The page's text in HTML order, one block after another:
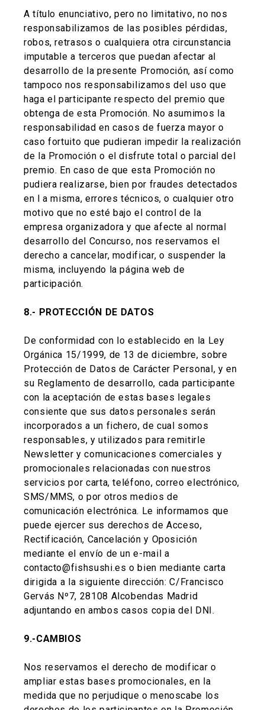
A título enunciativo, pero no limitativo, no nos
responsabilizamos de las posibles pérdidas,
robos, retrasos o cualquiera otra circunstancia
imputable a terceros que puedan afectar al
desarrollo de la presente Promoción, así como
tampoco nos responsabilizamos del uso que
haga el participante respecto del premio que
obtenga de esta Promoción. No asumimos la
responsabilidad en casos de fuerza mayor o
caso fortuito que pudieran impedir la realización
de la Promoción o el disfrute total o parcial del
premio. En caso de que esta Promoción no
pudiera realizarse, bien por fraudes detectados
en l a misma, errores técnicos, o cualquier otro
motivo que no esté bajo el control de la
empresa organizadora y que afecte al normal
desarrollo del Concurso, nos reservamos el
derecho a cancelar, modificar, o suspender la
misma, incluyendo la página web de
participación.
8.- PROTECCIÓN DE DATOS
De conformidad con lo establecido en la Ley
Orgánica 15/1999, de 13 de diciembre, sobre
Protección de Datos de Carácter Personal, y en
su Reglamento de desarrollo, cada participante
con la aceptación de estas bases legales
consiente que sus datos personales serán
incorporados a un fichero, de cual somos
responsables, y utilizados para remitirle
Newsletter y comunicaciones comerciales y
promocionales relacionadas con nuestros
servicios por carta, teléfono, correo electrónico,
SMS/MMS, o por otros medios de
comunicación electrónica. Le informamos que
puede ejercer sus derechos de Acceso,
Rectificación, Cancelación y Oposición
mediante el envío de un e-mail a
contacto@fishsushi.es o bien mediante carta
dirigida a la siguiente dirección: C/Francisco
Gervás Nº7, 28108 Alcobendas Madrid
adjuntando en ambos casos copia del DNI.
9.-CAMBIOS
Nos reservamos el derecho de modificar o
ampliar estas bases promocionales, en la
medida que no perjudique o menoscabe los